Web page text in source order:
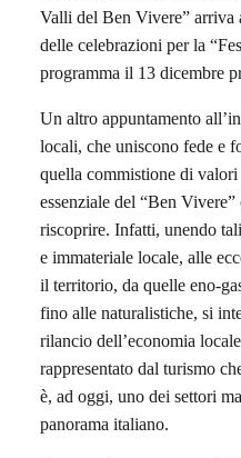
Valli del Ben Vivere” arriva
delle celebrazioni per la
programma il 13 dicembre
Un altro appuntamento
locali, che uniscono fede e
quella commistione di valori
essenziale del “Ben
riscoprire. Infatti, unendo
e immateriale locale, alle
il territorio, da quelle eno-
fino alle naturalistiche, si
rilancio dell’economia
rappresentato dal turismo
è, ad oggi, uno dei settori
panorama italiano.